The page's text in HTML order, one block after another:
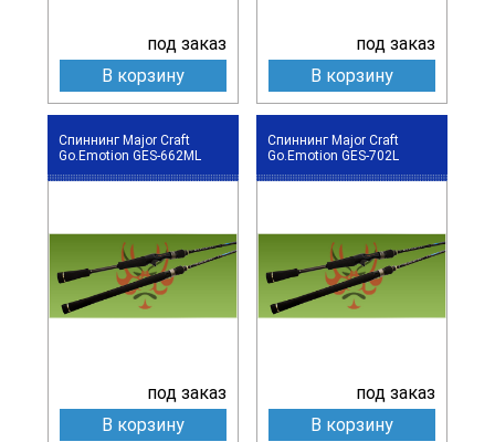
под заказ
В корзину
под заказ
В корзину
Спиннинг Major Craft
Go.Emotion GES-662ML
под заказ
В корзину
Спиннинг Major Craft
Go.Emotion GES-702L
под заказ
В корзину